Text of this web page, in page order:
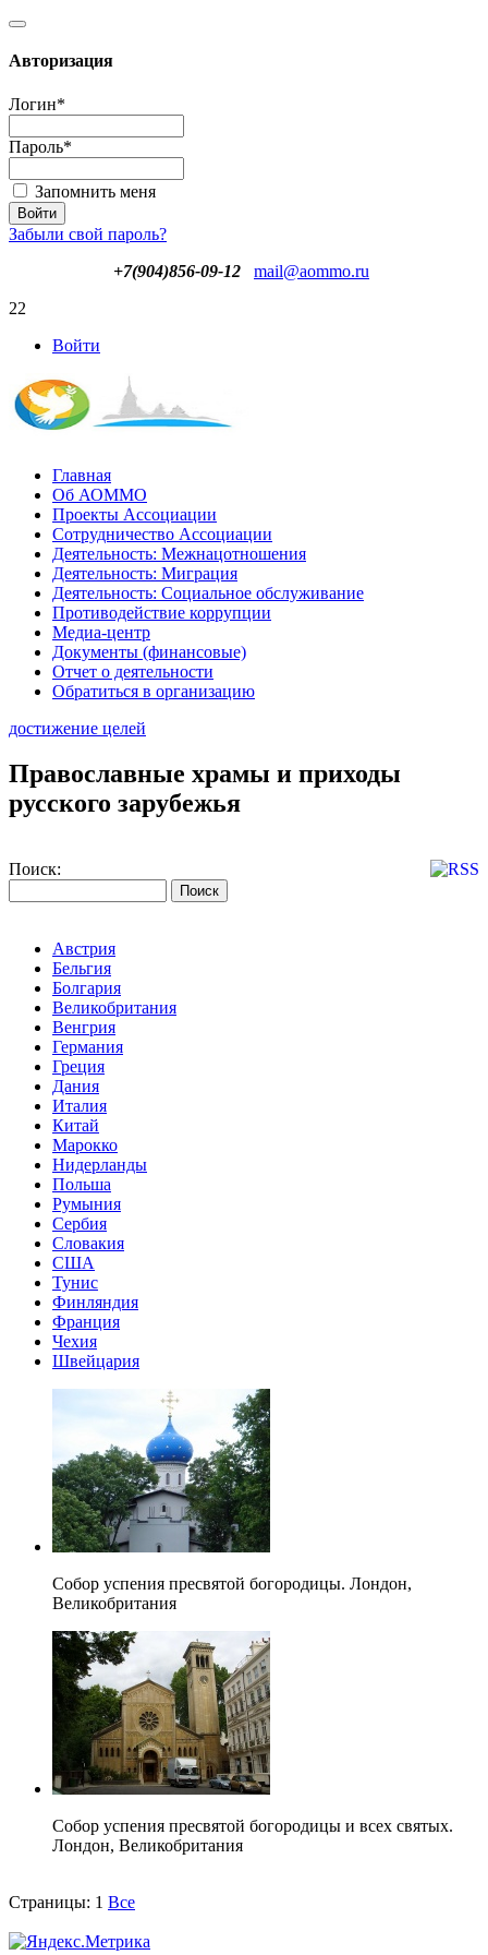
Авторизация
Логин*
Пароль*
Запомнить меня
Забыли свой пароль?
+7(904)856-09-12
mail@aommo.ru
22
Войти
Главная
Об АОММО
Проекты Ассоциации
Сотрудничество Ассоциации
Деятельность: Межнацотношения
Деятельность: Миграция
Деятельность: Социальное обслуживание
Противодействие коррупции
Медиа-центр
Документы (финансовые)
Отчет о деятельности
Обратиться в организацию
достижение целей
Православные храмы и приходы
русского зарубежья
Поиск:
Австрия
Бельгия
Болгария
Великобритания
Венгрия
Германия
Греция
Дания
Италия
Китай
Марокко
Нидерланды
Польша
Румыния
Сербия
Словакия
США
Тунис
Финляндия
Франция
Чехия
Швейцария
Собор успения пресвятой богородицы. Лондон,
Великобритания
Собор успения пресвятой богородицы и всех святых.
Лондон, Великобритания
Страницы: 1 Все